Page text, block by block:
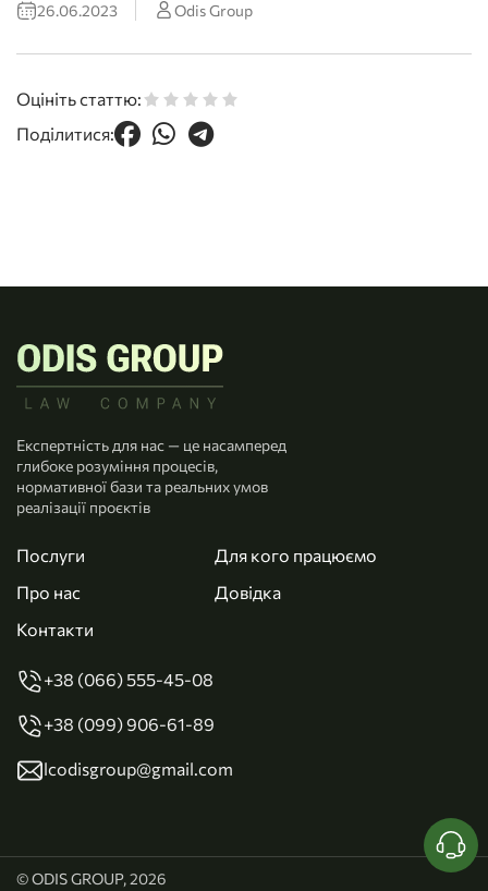
26.06.2023 Odis Group
Оцініть статтю:
Поділитися:
Експертність для нас — це насамперед
глибоке розуміння процесів,
нормативної бази та реальних умов
реалізації проєктів
Послуги
Для кого працюємо
Про нас
Довідка
Контакти
+38 (066) 555-45-08
+38 (099) 906-61-89
lcodisgroup@gmail.com
© ODIS GROUP, 2026